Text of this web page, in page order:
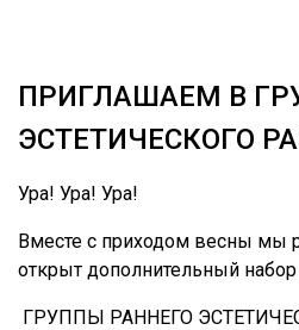
ПРИГЛАШАЕМ В
ЭСТЕТИЧЕСКОГО
Ура! Ура! Ура!
Вместе с приходом весны мы
открыт дополнительный
ГРУППЫ РАННЕГО